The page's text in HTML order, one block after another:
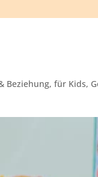
Beziehung,für Kids,